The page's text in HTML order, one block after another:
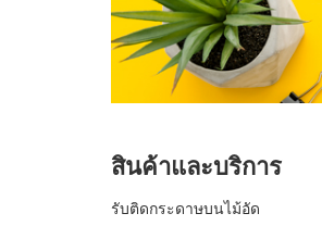
สินค้าและบริการ
รับติดกระดาษบนไม้อัด